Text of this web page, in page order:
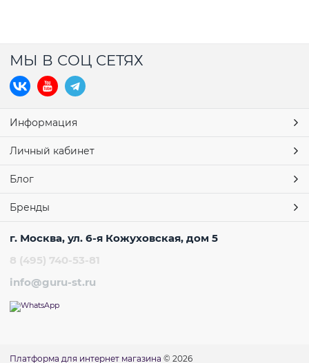
МЫ В СОЦ СЕТЯХ
Информация
Личный кабинет
Блог
Бренды
г. Москва, ул. 6-я Кожуховская, дом 5
8 (495) 740-53-81
info@guru-st.ru
Платформа для интернет магазина © 2026